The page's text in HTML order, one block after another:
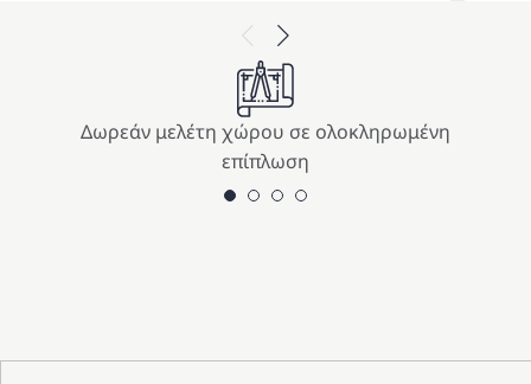
Previous
Next
Δωρεάν μελέτη χώρου σε ολοκληρωμένη
επίπλωση